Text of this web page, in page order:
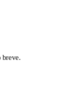
breve.